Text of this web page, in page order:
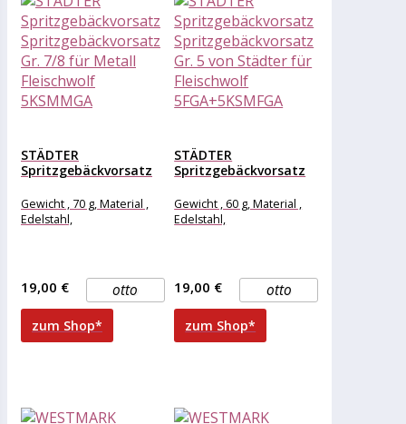
STÄDTER
Spritzgebäckvorsatz
Gr. 7/8 für Metall...
Gewicht , 70 g, Material ,
Edelstahl,
otto
19,00 €
zum Shop*
STÄDTER
Spritzgebäckvorsatz
Gr. 5 von Städter...
Gewicht , 60 g, Material ,
Edelstahl,
otto
19,00 €
zum Shop*